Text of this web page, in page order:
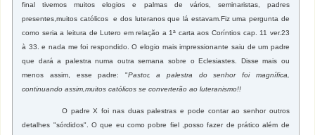
final tivemos muitos elogios e palmas de vários, seminaristas, padres
presentes,muitos católicos e dos luteranos que lá estavam.Fiz uma pergunta de
como seria a leitura de Lutero em relação a 1ª carta aos Coríntios cap. 11 ver.23
à 33. e nada me foi respondido. O elogio mais impressionante saiu de um padre
que dará a palestra numa outra semana sobre o Eclesiastes. Disse mais ou
menos assim, esse padre: "Pastor, a palestra do senhor foi magnífica,
continuando assim,muitos católicos se converterão ao luteranismo!!
O padre X foi nas duas palestras e pode contar ao senhor outros
detalhes "sórdidos". O que eu como pobre fiel ,posso fazer de prático além de